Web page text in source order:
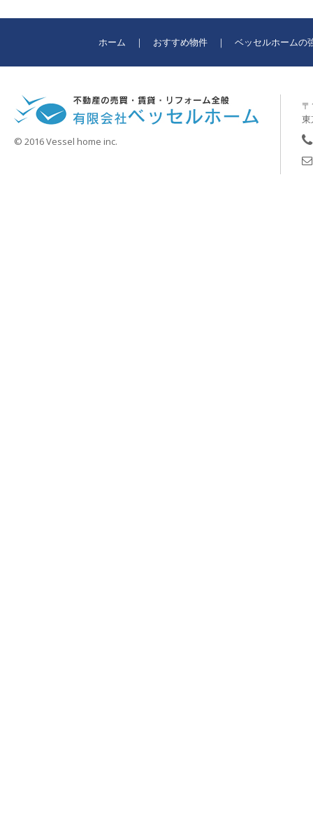
ホーム おすすめ物件 ベッセルホームの
© 2016 Vessel home inc.